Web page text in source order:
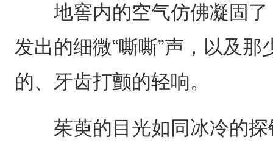
地窖内的空气仿佛凝固了
发出的细微“嘶嘶”声，以及
的、牙齿打颤的轻响。
茱萸的目光如同冰冷的探